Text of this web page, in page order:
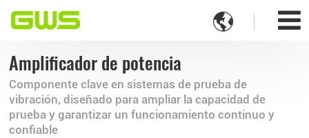

Amplificador de potencia
Componente clave en sistemas de prueba de
vibración, diseñado para ampliar la capacidad de
prueba y garantizar un funcionamiento continuo y
confiable